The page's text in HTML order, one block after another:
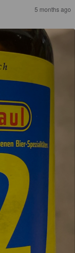
5 months ago